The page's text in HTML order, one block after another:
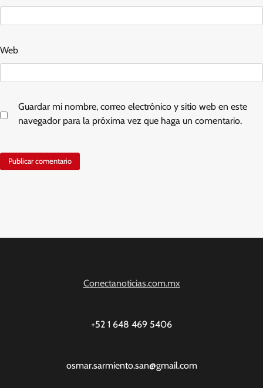
Web
Guardar mi nombre, correo electrónico y sitio web en este
navegador para la próxima vez que haga un comentario.
Conectanoticias.com.mx
+52 1 648 469 5406
osmar.sarmiento.san@gmail.com